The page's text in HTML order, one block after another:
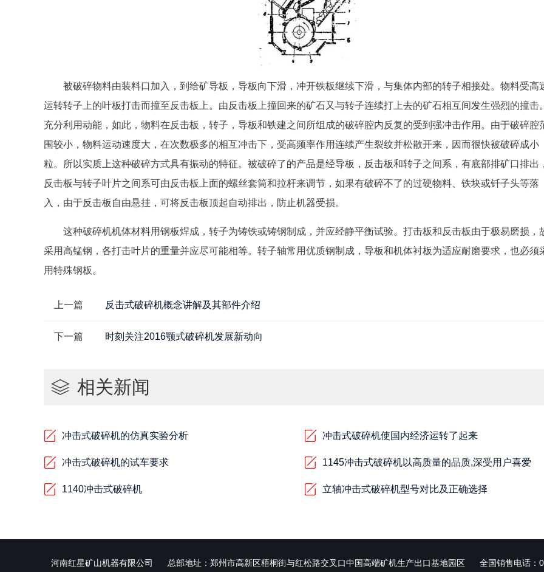
被破碎物料由装料口加入，到给矿导板，导板向下滑，冲开铁板继续下滑，与集体内部的转子相接处。物料受高
运转转子上的叶板打击而撞至反击板上。由反击板上撞回来的矿石又与转子连续打上去的矿石相互间发生强烈的撞击。
充分利用动能，如此，物料在反击板，转子，导板和铁建之间所组成的破碎腔内反复的受到强冲击作用。由于破碎腔
围较小，物料运动速度大，在次数极多的相互冲击下，受高频率作用连续产生裂纹并松散开来，因而很快被破碎成小
粒。所以实质上这种破碎方式具有振动的特征。被破碎了的产品是经导板，反击板和转子之间系，有底部排矿口排出，
反击板与转子叶片之间系可由反击板上面的螺丝套筒和拉杆来调节，如果有破碎不了的过硬物料、铁块或钎子头等落
入，由于反击板自由悬挂，可将反击板顶起自动排出，防止机器受损。
这种破碎机机体材料用钢板焊成，转子为铸铁或铸钢制成，并应经静平衡试验。打击板和反击板由于极易磨损，
采用高锰钢，各打击叶片的重量并应尽可能相等。转子轴常用优质钢制成，导板和机体衬板为适应耐磨要求，也必须
用特殊钢板。
上一篇 反击式破碎机概念讲解及其部件介绍
下一篇 时刻关注2016颚式破碎机发展新动向
相关新闻
冲击式破碎机的仿真实验分析 冲击式破碎机使国内经济运转了起来
冲击式破碎机的试车要求 1145冲击式破碎机以高质量的品质,深受用户喜爱
1140冲击式破碎机 立轴冲击式破碎机型号对比及正确选择
河南红星矿山机器有限公司 总部地址：郑州市高新区梧桐街与红松路交叉口中国高端矿机生产出口基地园区 全国销售电话：